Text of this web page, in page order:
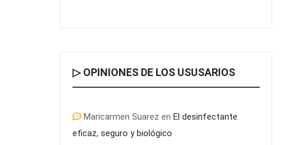
▷ OPINIONES DE LOS USUSARIOS
Maricarmen Suarez en El desinfectante
eficaz, seguro y biológico